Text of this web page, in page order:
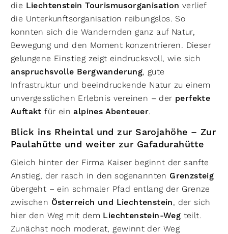
die Liechtenstein Tourismusorganisation verlief
die Unterkunftsorganisation reibungslos. So
konnten sich die Wandernden ganz auf Natur,
Bewegung und den Moment konzentrieren. Dieser
gelungene Einstieg zeigt eindrucksvoll, wie sich
anspruchsvolle Bergwanderung, gute
Infrastruktur und beeindruckende Natur zu einem
unvergesslichen Erlebnis vereinen – der perfekte
Auftakt für einalpines Abenteuer.
Blick ins Rheintal und zur Sarojahöhe – Zur
Paulahütte und weiter zur Gafadurahütte
Gleich hinter der Firma Kaiser beginnt der sanfte
Anstieg, der rasch in den sogenannten Grenzsteig
übergeht – ein schmaler Pfad entlang der Grenze
zwischen Österreich und Liechtenstein, der sich
hier den Weg mit dem Liechtenstein-Weg teilt.
Zunächst noch moderat, gewinnt der Weg